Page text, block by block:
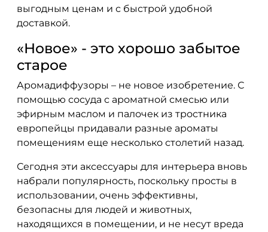
выгодным ценам и с быстрой удобной
доставкой.
«Новое» - это хорошо забытое
старое
Аромадиффузоры – не новое изобретение. С
помощью сосуда с ароматной смесью или
эфирным маслом и палочек из тростника
европейцы придавали разные ароматы
помещениям еще несколько столетий назад.
Сегодня эти аксессуары для интерьера вновь
набрали популярность, поскольку просты в
использовании, очень эффективны,
безопасны для людей и животных,
находящихся в помещении, и не несут вреда